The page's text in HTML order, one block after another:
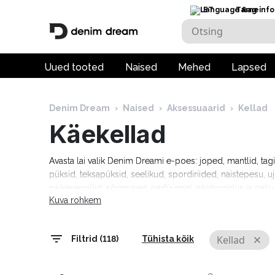
ET Tarneinfo
Uued tooted Naised Mehed Lapsed
Denim Dream › Naised › Aksessuaarid › Kellad
Käekellad
Avasta lai valik Denim Dreami e-poes: joped, mantlid,
püksid, teksapüksid, seelikud, spordiriided, naistepesu,
Tommy Hilfiger, Calvin Klein, Camel Active, Denim
Kuva rohkem
Filtrid (118) Tühista kõik Kellad